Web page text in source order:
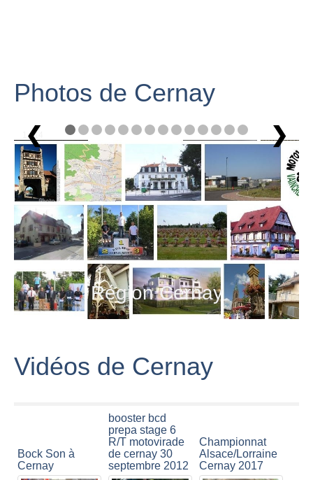
Photos de Cernay
1 / 14
Région Cernay
❮ ❯
Vidéos de Cernay
Bock Son à
Cernay
booster bcd
prepa stage 6
R/T motovirade
de cernay 30
septembre 2012
Championnat
Alsace/Lorraine
Cernay 2017